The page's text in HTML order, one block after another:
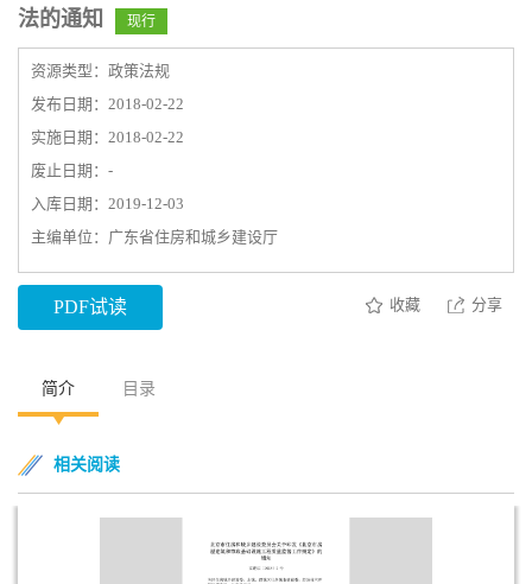
法的通知
现行
资源类型：政策法规
发布日期：2018-02-22
实施日期：2018-02-22
废止日期：-
入库日期：2019-12-03
主编单位：广东省住房和城乡建设厅
PDF试读 收藏 分享
简介 目录
相关阅读